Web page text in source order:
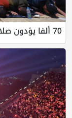
70 ألفا يؤدون صلاة الجمعة في المسجد الأق...